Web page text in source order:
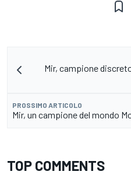
Mir, campione
PROSSIMO ARTICOLO
Mir, un campione del mondo
TOP COMMENTS